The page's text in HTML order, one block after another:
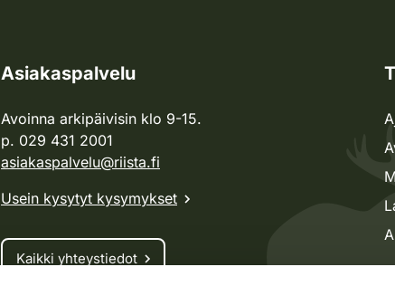
Asiakaspalvelu
Avoinna arkipäivisin klo 9-15.
p. 029 431 2001
asiakaspalvelu@riista.fi
Usein kysytyt kysymykset
Kaikki yhteystiedot